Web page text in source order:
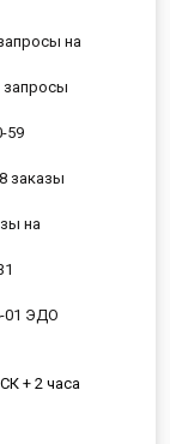
на
запросы
59
заказы
на
01 ЭДО
+ 2 часа